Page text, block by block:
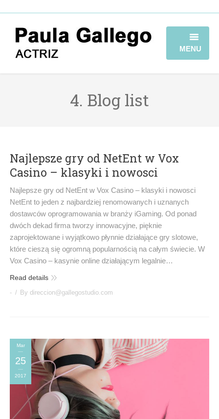
MENU
HOME
BIOGRAFÍA
CONTACTO
4. Blog list
Najlepsze gry od NetEnt w Vox
Casino – klasyki i nowosci
Najlepsze gry od NetEnt w Vox Casino – klasyki i nowosci
NetEnt to jeden z najbardziej renomowanych i uznanych
dostawców oprogramowania w branży iGaming. Od ponad
dwóch dekad firma tworzy innowacyjne, pięknie
zaprojektowane i wyjątkowo płynnie działające gry slotowe,
które cieszą się ogromną popularnością na całym świecie. W
Vox Casino – kasynie online działającym legalnie…
Read details
- By direccion@gallegostudio.com
Mar
25
2017